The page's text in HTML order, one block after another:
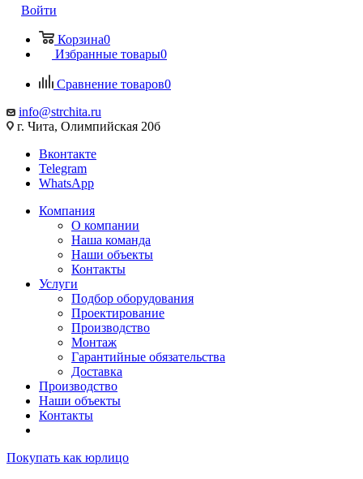
Войти
Корзина0
Избранные товары0
Сравнение товаров0
info@strchita.ru
г. Чита, Олимпийская 20б
Вконтакте
Telegram
WhatsApp
Компания
О компании
Наша команда
Наши объекты
Контакты
Услуги
Подбор оборудования
Проектирование
Производство
Монтаж
Гарантийные обязательства
Доставка
Производство
Наши объекты
Контакты
Покупать как юрлицо